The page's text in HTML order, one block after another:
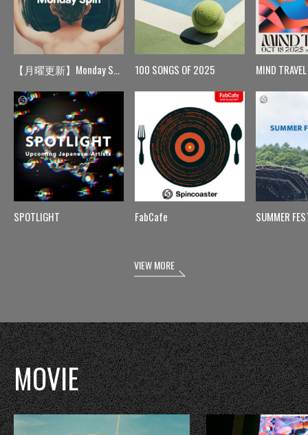
【月曜更新】Monday Spin
SPOTLIGHT
100 SONGS OF 2025
FabCafe
MIND TRAVEL
SUMMER
VIEW MORE
MOVIE